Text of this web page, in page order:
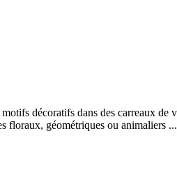
décoratifs dans des carreaux de
floraux, géométriques ou animaliers ...